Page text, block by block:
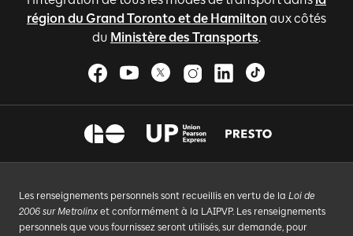
région du Grand Toronto et de Hamilton aux côtés
du Ministère des Transports.
Les renseignements personnels sont recueillis en vertu de la Loi de
2006 sur Metrolinx et conformément à la LAIPVP. Les renseignements
personnels que vous fournissez seront utilisés, sur demande, pour